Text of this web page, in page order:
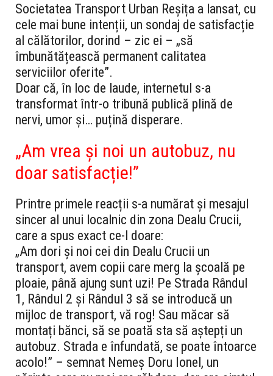
Societatea Transport Urban Reșița a lansat, cu
cele mai bune intenții, un sondaj de satisfacție
al călătorilor, dorind – zic ei – „să
îmbunătățească permanent calitatea
serviciilor oferite”.
Doar că, în loc de laude, internetul s-a
transformat într-o tribună publică plină de
nervi, umor și… puțină disperare.
„Am vrea și noi un autobuz, nu
doar satisfacție!”
Printre primele reacții s-a numărat și mesajul
sincer al unui localnic din zona Dealu Crucii,
care a spus exact ce-l doare:
„Am dori și noi cei din Dealu Crucii un
transport, avem copii care merg la școală pe
ploaie, până ajung sunt uzi! Pe Strada Rândul
1, Rândul 2 și Rândul 3 să se introducă un
mijloc de transport, vă rog! Sau măcar să
montați bănci, să se poată sta să aștepți un
autobuz. Strada e înfundată, se poate întoarce
acolo!” – semnat Nemeș Doru Ionel, un